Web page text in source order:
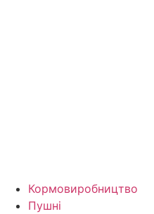
Кормо­виробництво
Пушні